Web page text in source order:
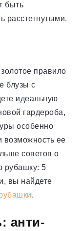
быть
расстегнутыми.
правило
блузы с
идеальную
гардероба,
особенно
возможность ее
советов о
рубашку: 5
вы найдете
.
анти-